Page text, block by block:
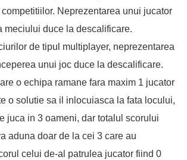
Neprezentarea unui jucator
meciului duce la descalificare.
de tipul multiplayer, neprezentarea
unui joc duce la descalificare.
o echipa ramane fara maxim 1 jucator
o solutie sa il inlocuiasca la fata locului,
juca in 3 oameni, dar totalul scorului
aduna doar de la cei 3 care au
celui de-al patrulea jucator fiind 0